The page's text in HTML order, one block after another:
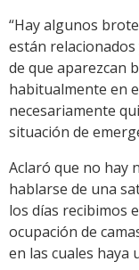
“Hay algunos
están
de que aparezcan
habitualmente en
necesariamente
situación de
Aclaró que no hay
hablarse de una
los días recibimos
ocupación de
en las cuales haya